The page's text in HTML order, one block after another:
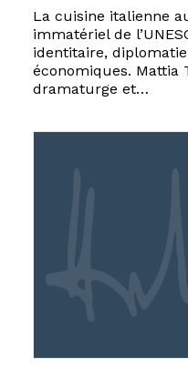
La cuisine italienne
immatériel de
identitaire,
économiques. Mattia
dramaturge et…